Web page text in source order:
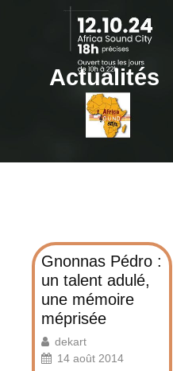
Actualités
Gnonnas Pédro :
un talent adulé,
une mémoire
méprisée
dekart
14 août 2014